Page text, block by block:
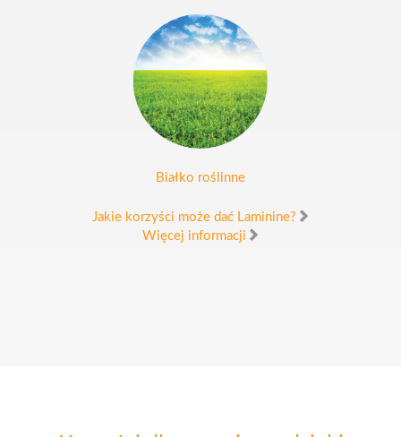
Białko roślinne
Jakie korzyści może dać Laminine?
Więcej informacji